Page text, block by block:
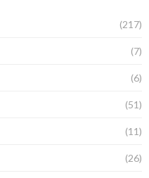
(217)
(7)
(6)
(51)
(11)
(26)